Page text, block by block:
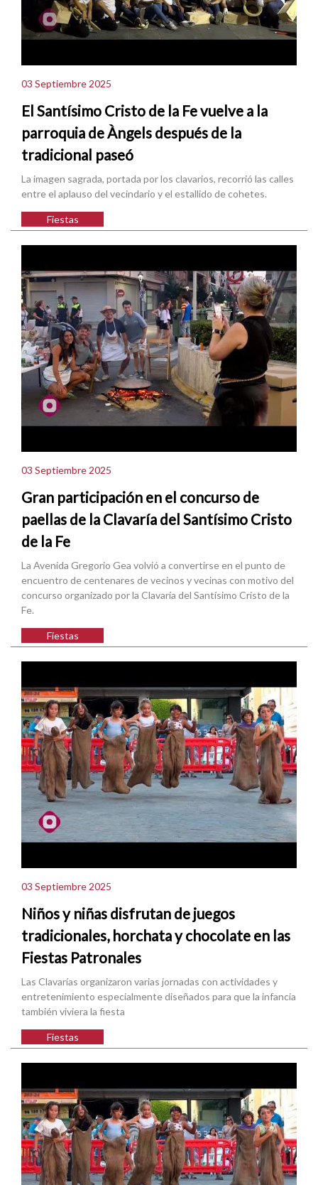
03 Septiembre 2025
El Santísimo Cristo de la Fe vuelve a la
parroquia de Àngels después de la
tradicional paseó
La imagen sagrada, portada por los clavarios, recorrió las calles
entre el aplauso del vecindario y el estallido de cohetes.
Fiestas
03 Septiembre 2025
Gran participación en el concurso de
paellas de la Clavaría del Santísimo Cristo
de la Fe
La Avenida Gregorio Gea volvió a convertirse en el punto de
encuentro de centenares de vecinos y vecinas con motivo del
concurso organizado por la Clavaría del Santísimo Cristo de la
Fe.
Fiestas
03 Septiembre 2025
Niños y niñas disfrutan de juegos
tradicionales, horchata y chocolate en las
Fiestas Patronales
Las Clavarías organizaron varias jornadas con actividades y
entretenimiento especialmente diseñados para que la infancia
también viviera la fiesta
Fiestas